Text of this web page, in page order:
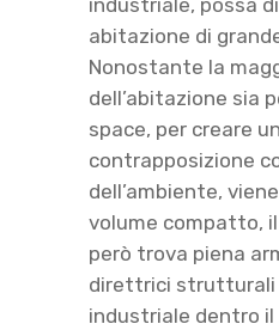
industriale, possa
abitazione di
Nonostante la
dell’abitazione sia
space, per creare
contrapposizione
dell’ambiente,
volume compatto,
però trova piena
direttrici strutturali
industriale dentro